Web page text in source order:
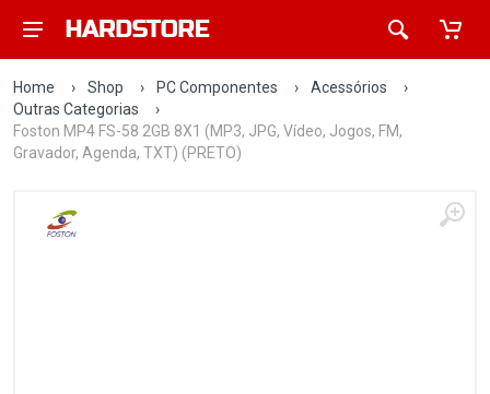
Home › Shop › PC Componentes › Acessórios
›
Outras Categorias
›
Foston MP4 FS-58 2GB 8X1 (MP3, JPG, Vídeo, Jogos, FM,
Gravador, Agenda, TXT) (PRETO)